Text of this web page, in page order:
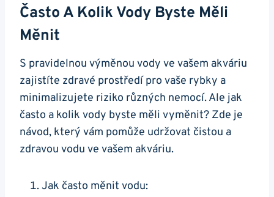
Často A Kolik Vody Byste Měli
Měnit
S pravidelnou výměnou vody ve‍ vašem akváriu
zajistíte zdravé prostředí pro vaše rybky a
minimalizujete riziko různých nemocí. Ale ​jak
často a kolik vody byste‌ měli vyměnit?​ Zde je
návod, který vám pomůže ‌udržovat čistou a
zdravou vodu ve vašem akváriu.
Jak často měnit vodu: